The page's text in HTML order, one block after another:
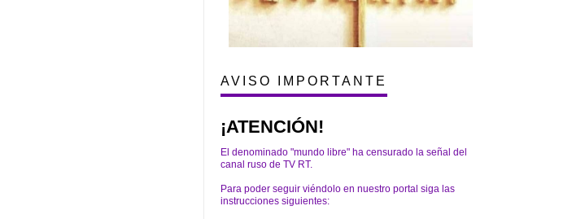
AVISO IMPORTANTE
¡ATENCIÓN!
El denominado "mundo libre" ha censurado la señal del
canal ruso de TV RT.
Para poder seguir viéndolo en nuestro portal siga las
instrucciones siguientes: